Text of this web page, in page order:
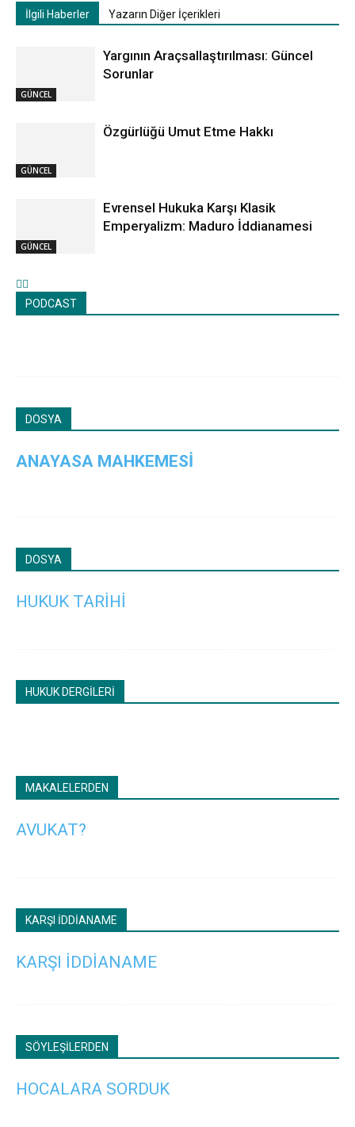
İlgili Haberler Yazarın Diğer İçerikleri
GÜNCEL
Yargının Araçsallaştırılması: Güncel
Sorunlar
GÜNCEL
Özgürlüğü Umut Etme Hakkı
GÜNCEL
Evrensel Hukuka Karşı Klasik
Emperyalizm: Maduro İddianamesi
PODCAST
DOSYA
ANAYASA MAHKEMESİ
DOSYA
HUKUK TARİHİ
HUKUK DERGİLERİ
MAKALELERDEN
AVUKAT?
KARŞI İDDİANAME
KARŞI İDDİANAME
SÖYLEŞİLERDEN
HOCALARA SORDUK